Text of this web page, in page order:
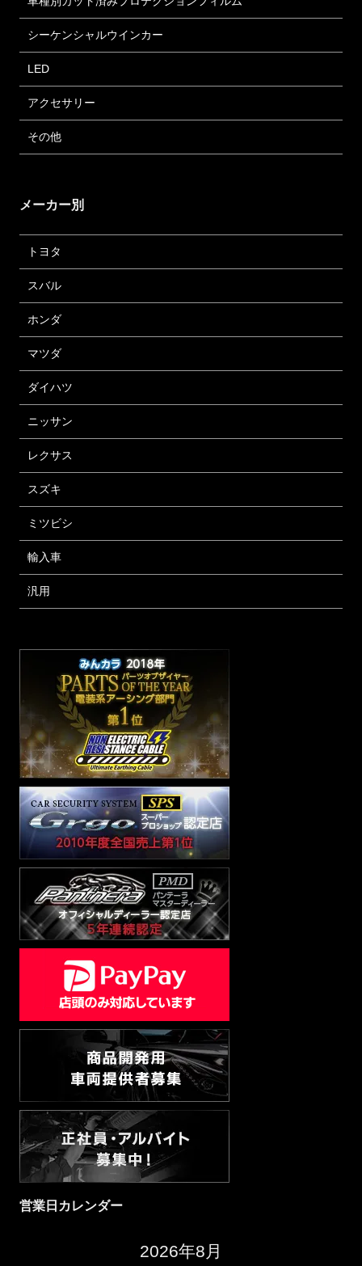
シーケンシャルウインカー
LED
アクセサリー
その他
メーカー別
トヨタ
スバル
ホンダ
マツダ
ダイハツ
ニッサン
レクサス
スズキ
ミツビシ
輸入車
汎用
営業日カレンダー
2026年8月